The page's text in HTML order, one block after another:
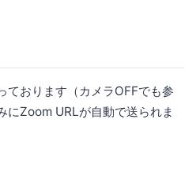
ております（カメラOFFでも参
にZoom URLが自動で送られま